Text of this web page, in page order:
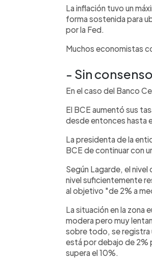
La inflación tuvo un
forma sostenida para
por la Fed.
Muchos economistas
- Sin
En el caso del Banco
El BCE aumentó sus
desde entonces hasta
La presidenta de la
BCE de continuar con
Según Lagarde, el nivel
nivel suficientemente
al objetivo "de 2% a
La situación en la zona
modera pero muy
sobre todo, se registra
está por debajo de 2%
supera el 10%.